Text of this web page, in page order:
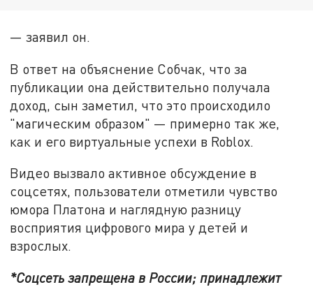
— заявил он.
В ответ на объяснение Собчак, что за
публикации она действительно получала
доход, сын заметил, что это происходило
"магическим образом" — примерно так же,
как и его виртуальные успехи в Roblox.
Видео вызвало активное обсуждение в
соцсетях, пользователи отметили чувство
юмора Платона и наглядную разницу
восприятия цифрового мира у детей и
взрослых.
*Соцсеть запрещена в России; принадлежит